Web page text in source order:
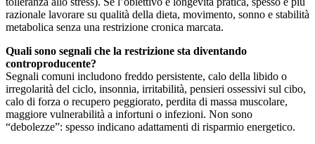
razionale lavorare su qualità della dieta, movimento, sonno e stabilità
metabolica senza una restrizione cronica marcata.
Quali sono segnali che la restrizione sta diventando
controproducente?
Segnali comuni includono freddo persistente, calo della libido o
irregolarità del ciclo, insonnia, irritabilità, pensieri ossessivi sul cibo,
calo di forza o recupero peggiorato, perdita di massa muscolare,
maggiore vulnerabilità a infortuni o infezioni. Non sono
“debolezze”: spesso indicano adattamenti di risparmio energetico.